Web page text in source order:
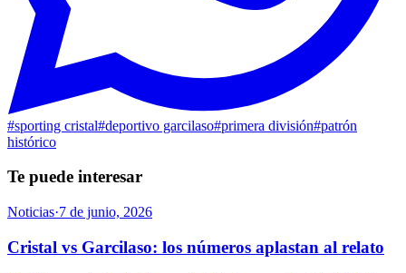
#sporting cristal#deportivo garcilaso#primera división#patrón
histórico
Te puede interesar
Noticias·7 de junio, 2026
Cristal vs Garcilaso: los números aplastan al relato